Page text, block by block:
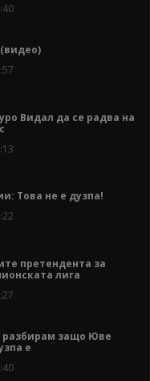
Видал да се радва на
Това не е дузпа!
претендента за
лига
разбирам защо Юве
е